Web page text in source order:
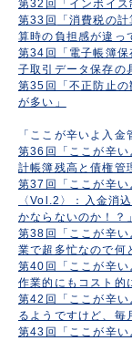
第32回
「インボイ
第33回
「消費税の
算時の負担感が違っ
第34回「電子帳簿
子取引データ保存の
第35回「不正防止の
が多い」
「ここが辛いよ入金
第36回「ここが辛
計帳簿残高と債権管
第37回「ここが辛
〈Vol.2〉：入金消
かならないのか！？」
第38回「ここが辛
業で超多忙なので何
第40回「ここが辛
作業的にもコスト的
第42回「ここが辛
るようですけど、毎
第43回「ここが辛